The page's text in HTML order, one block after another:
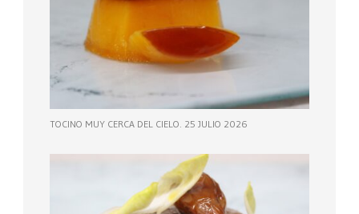
TOCINO MUY CERCA DEL CIELO. 25 JULIO 2026